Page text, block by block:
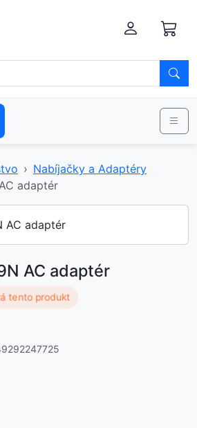
Nabíjačky a Adaptéry
adaptér
AC adaptér
tento produkt